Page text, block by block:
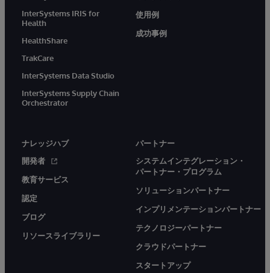
InterSystems IRIS for
Health
HealthShare
TrakCare
InterSystems Data Studio
InterSystems Supply Chain
Orchestrator
使用例
成功事例
ナレッジハブ
開発者
教育サービス
認定
ブログ
リソースライブラリー
パートナー
システムインテグレーション・
パートナー・プログラム
ソリューションパートナー
インプリメンテーションパートナー
テクノロジーパートナー
クラウドパートナー
スタートアップ